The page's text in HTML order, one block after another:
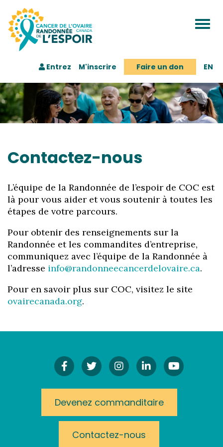
Entrez M'inscrire Faire un don EN
Contactez-nous
L’équipe de la Randonnée de l’espoir de COC est
là pour vous aider et vous soutenir à toutes les
étapes de votre parcours.
Pour obtenir des renseignements sur la
Randonnée et les commandites d’entreprise,
communiquez avec l’équipe de la Randonnée à
l’adresse info@randonneecancerdelovaire.ca.
Pour en savoir plus sur COC, visitez le site
ovairecanada.org.
Facebook
TwitterInstagram!
LinkedInYouTube
Devenez commanditaire
Contactez-nous